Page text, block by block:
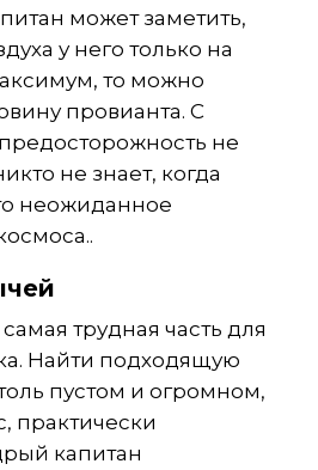
может заметить,
у него только на
то можно
провианта. С
не
не знает, когда
неожиданное
трудная часть для
Найти подходящую
пустом и огромном,
практически
капитан